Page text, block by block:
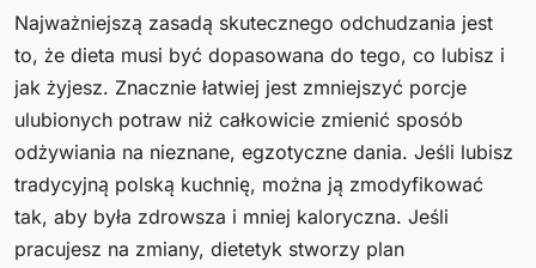
Najważniejszą zasadą skutecznego odchudzania jest
to, że dieta musi być dopasowana do tego, co lubisz i
jak żyjesz. Znacznie łatwiej jest zmniejszyć porcje
ulubionych potraw niż całkowicie zmienić sposób
odżywiania na nieznane, egzotyczne dania. Jeśli lubisz
tradycyjną polską kuchnię, można ją zmodyfikować
tak, aby była zdrowsza i mniej kaloryczna. Jeśli
pracujesz na zmiany, dietetyk stworzy plan